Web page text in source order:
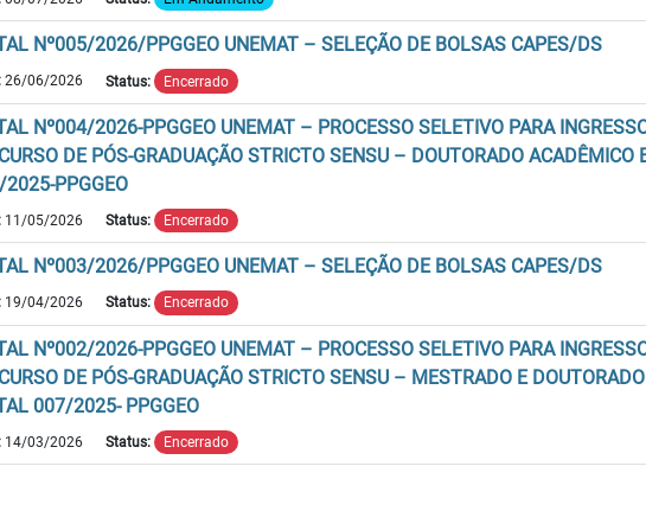
Nº005/2026/PPGGEO UNEMAT – SELEÇÃO DE BOLSAS CAPES/DS
26/06/2026 Status: Encerrado
Nº004/2026-PPGGEO UNEMAT – PROCESSO SELETIVO PARA
DE PÓS-GRADUAÇÃO STRICTO SENSU – DOUTORADO ACADÊMICO
PPGGEO
11/05/2026 Status: Encerrado
Nº003/2026/PPGGEO UNEMAT – SELEÇÃO DE BOLSAS CAPES/DS
19/04/2026 Status: Encerrado
Nº002/2026-PPGGEO UNEMAT – PROCESSO SELETIVO PARA
DE PÓS-GRADUAÇÃO STRICTO SENSU – MESTRADO E
007/2025- PPGGEO
14/03/2026 Status: Encerrado